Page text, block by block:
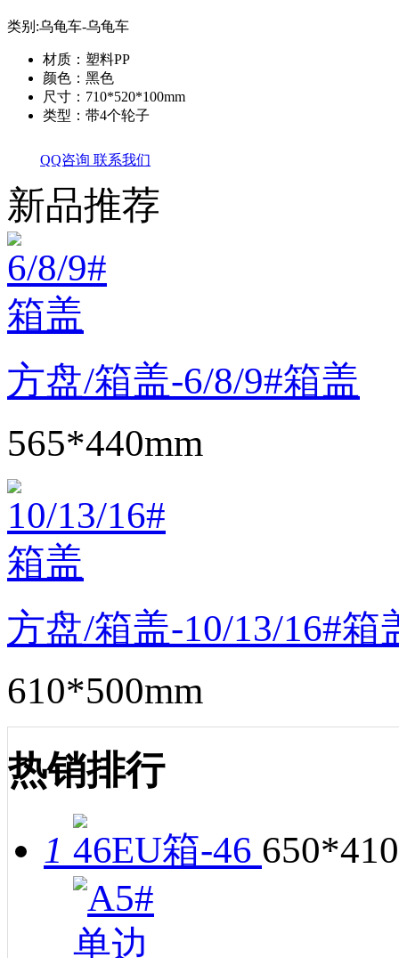
类别:乌龟车-乌龟车
材质：塑料PP
颜色：黑色
尺寸：710*520*100mm
类型：带4个轮子
QQ咨询 联系我们
新品推荐
方盘/箱盖-6/8/9#箱盖
565*440mm
方盘/箱盖-10/13/16#箱
610*500mm
热销排行
1 EU箱-46